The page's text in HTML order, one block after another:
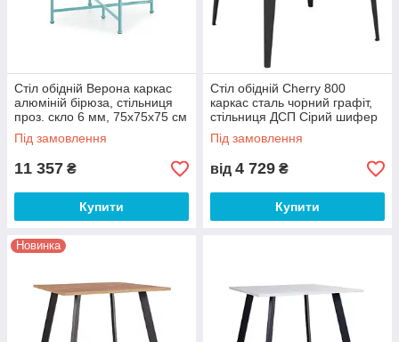
Стіл обідній Верона каркас
алюміній бірюза, стільниця
проз. скло 6 мм, 75х75х75 см
(Pradex ТМ)
Під замовлення
11 357 ₴
Купити
Стіл обідній Cherry 800
каркас сталь чорний графіт,
стільниця ДСП Сірий шифер
800*800*770 мм (AMF-ТМ)
Під замовлення
від 4 729 ₴
Купити
Новинка